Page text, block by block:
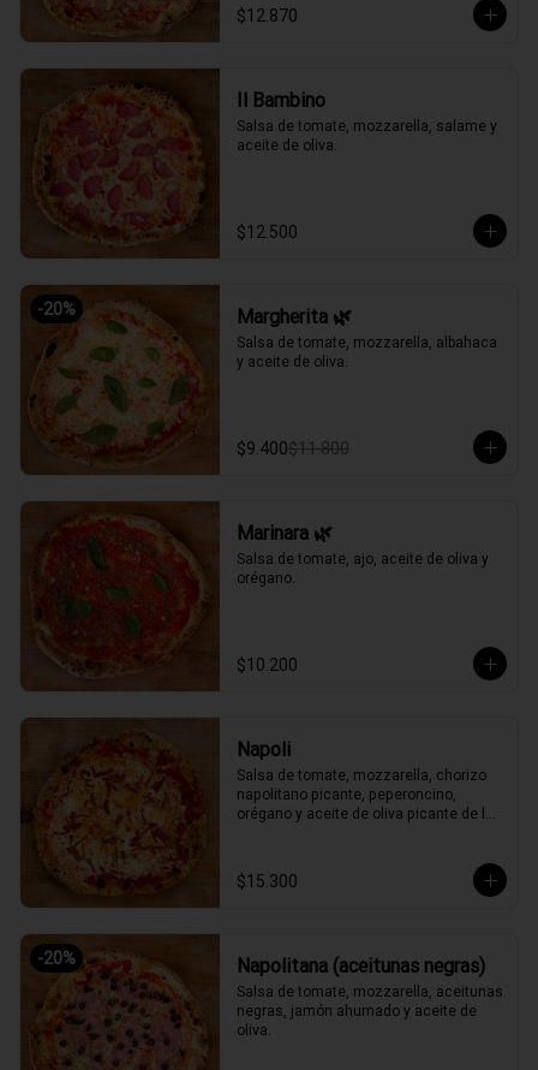
$12.870
Il Bambino
Salsa de tomate, mozzarella, salame y
aceite de oliva.
$12.500
-20% Margherita 🌿
Salsa de tomate, mozzarella, albahaca
y aceite de oliva.
$9.400$11.800
Marinara 🌿
Salsa de tomate, ajo, aceite de oliva y
orégano.
$10.200
Napoli
Salsa de tomate, mozzarella, chorizo
napolitano picante, peperoncino,
orégano y aceite de oliva picante de la
$15.300
-20% Napolitana (aceitunas negras)
Salsa de tomate, mozzarella, aceitunas
negras, jamón ahumado y aceite de
oliva.